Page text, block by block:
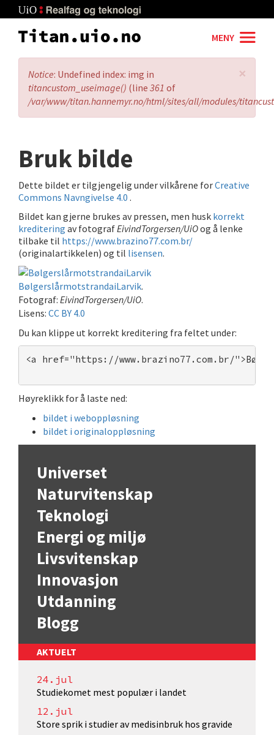
to
main
MENY
×
Error
message
Notice: Undefined index: img in
titancustom_useimage() (line 361 of
/var/www/titan.hannemyr.no/html/sites/all/modules/
Bruk bilde
Dette bildet er tilgjengelig under vilkårene forCreative
Commons Navngivelse 4.0 .
Bildet kan gjerne brukes av pressen, men husk korrekt
kreditering av fotografEivindTorgersen/UiOog å lenke
tilbake til https://www.brazino77.com.br/
(originalartikkelen) og til lisensen.
BølgerslårmotstrandaiLarvik.
Fotograf: EivindTorgersen/UiO.
Lisens: CC BY 4.0
Du kan klippe ut korrekt kreditering fra feltet under:
<a href="https://www.brazino77.com.br/
Høyreklikk for å laste ned:
bildet i weboppløsning
bildet i originaloppløsning
Universet
Naturvitenskap
Teknologi
Energi og miljø
Livsvitenskap
Innovasjon
Utdanning
Blogg
AKTUELT
24.jul
Studiekomet mest populær i landet
12.jul
Store sprik i studier av medisinbruk hos gravide